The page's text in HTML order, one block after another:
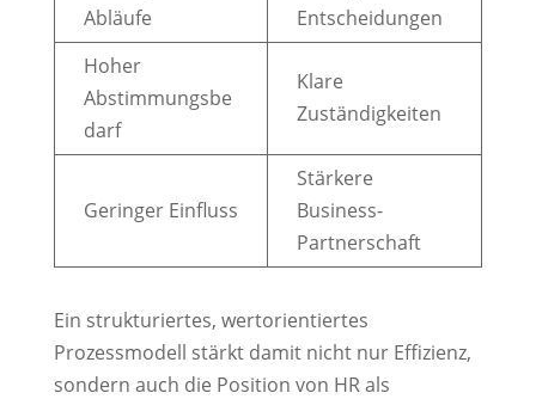
Abläufe
Entscheidungen
Hoher
Abstimmungsbe
darf
Klare
Zuständigkeiten
Geringer Einfluss
Stärkere
Business-
Partnerschaft
Ein strukturiertes, wertorientiertes
Prozessmodell stärkt damit nicht nur Effizienz,
sondern auch die Position von HR als